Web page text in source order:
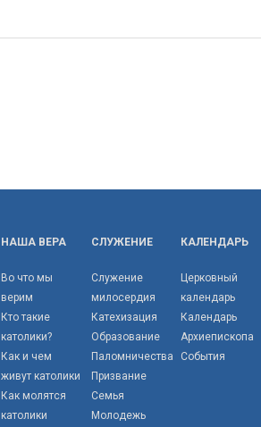
НАША ВЕРА
Во что мы
верим
Кто такие
католики?
Как и чем
живут католики
Как молятся
католики
СЛУЖЕНИЕ
Служение
милосердия
Катехизация
Образование
Паломничества
Призвание
Семья
Молодежь
КАЛЕНДАРЬ
Церковный
календарь
Календарь
Архиепископа
События